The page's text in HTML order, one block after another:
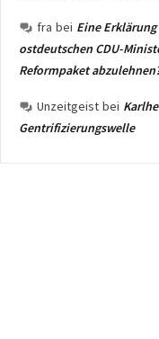
fra bei Eine
ostdeutschen CDU-
Reformpaket
Unzeitgeist bei
Gentrifizierungswelle